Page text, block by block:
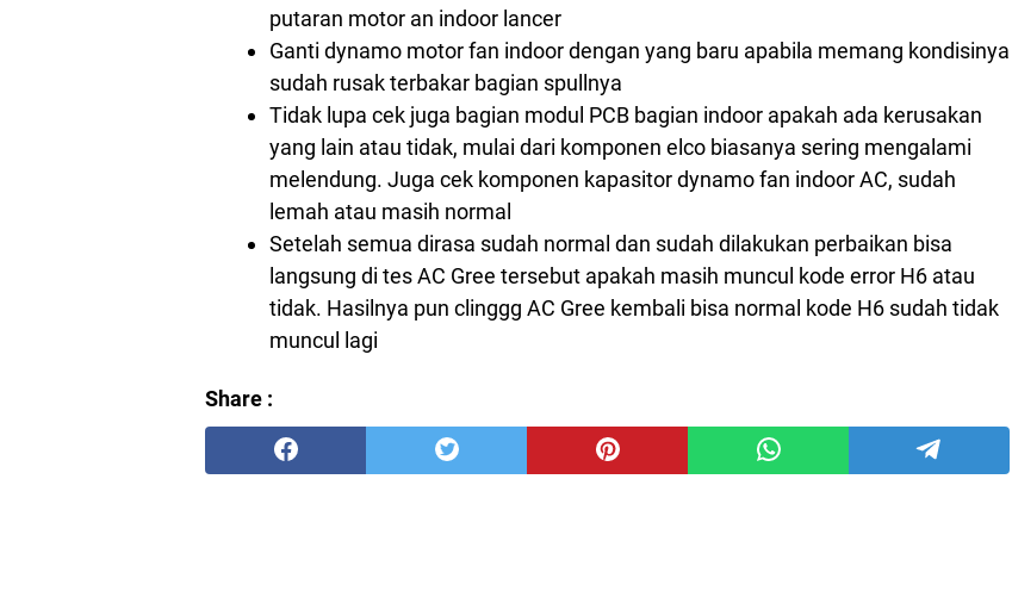
putaran motor an indoor lancer
Ganti dynamo motor fan indoor dengan yang baru apabila memang kondisinya
sudah rusak terbakar bagian spullnya
Tidak lupa cek juga bagian modul PCB bagian indoor apakah ada kerusakan
yang lain atau tidak, mulai dari komponen elco biasanya sering mengalami
melendung. Juga cek komponen kapasitor dynamo fan indoor AC, sudah
lemah atau masih normal
Setelah semua dirasa sudah normal dan sudah dilakukan perbaikan bisa
langsung di tes AC Gree tersebut apakah masih muncul kode error H6 atau
tidak. Hasilnya pun clinggg AC Gree kembali bisa normal kode H6 sudah tidak
muncul lagi
Share :